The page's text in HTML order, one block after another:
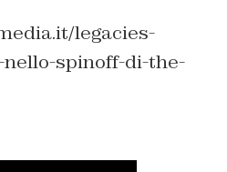
legacies-
spinoff-di-the-